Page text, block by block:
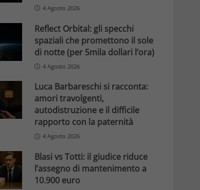
4 Agosto 2026
Reflect Orbital: gli specchi
spaziali che promettono il sole
di notte (per 5mila dollari l’ora)
4 Agosto 2026
Luca Barbareschi si racconta:
amori travolgenti,
autodistruzione e il difficile
rapporto con la paternità
4 Agosto 2026
Blasi vs Totti: il giudice riduce
l’assegno di mantenimento a
10.900 euro